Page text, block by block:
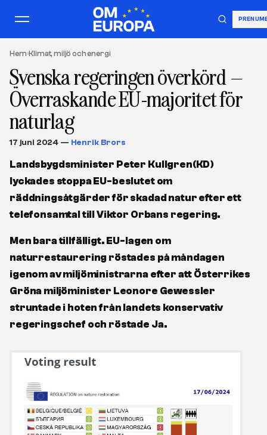
Hem›Klimat, miljö och energi
Svenska regeringen överkörd –
Överraskande EU-majoritet för
naturlag
17 juni 2024 — Henrik Brors
Landsbygdsminister Peter Kullgren(KD)
lyckades stoppa EU-beslutet om
räddningsåtgärder för skadad natur efter ett
telefonsamtal till Viktor Orbans regering.
Men bara tillfälligt. EU-lagen om
naturrestaurering röstades på måndagen
igenom av miljöministrarna efter att Österrikes
Gröna miljöminister Leonore Gewessler
struntade i hoten från landets konservativ
regeringschef och röstade Ja.